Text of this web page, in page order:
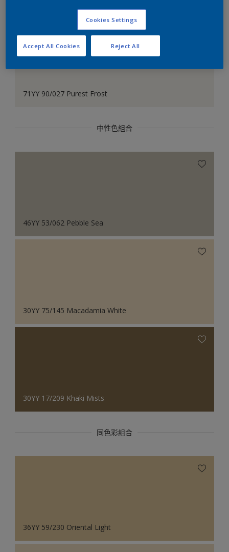
71YY 90/027 Purest Frost
中性色組合
46YY 53/062 Pebble Sea
30YY 75/145 Macadamia White
30YY 17/209 Khaki Mists
同色彩組合
36YY 59/230 Oriental Light
Cookies Settings
Reject All
Accept All Cookies